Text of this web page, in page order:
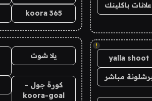
باكلينك
!
yalla shoot
مباشر
koora 365
يلا شوت
كورة جول -
koora-goal